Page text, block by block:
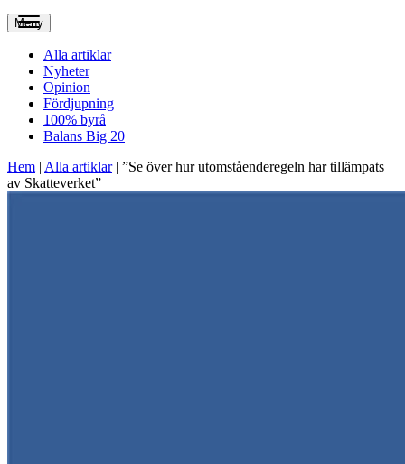
Meny
Alla artiklar
Nyheter
Opinion
Fördjupning
100% byrå
Balans Big 20
Hem | Alla artiklar| ”Se över hur utomståenderegeln har tillämpats
av Skatteverket”